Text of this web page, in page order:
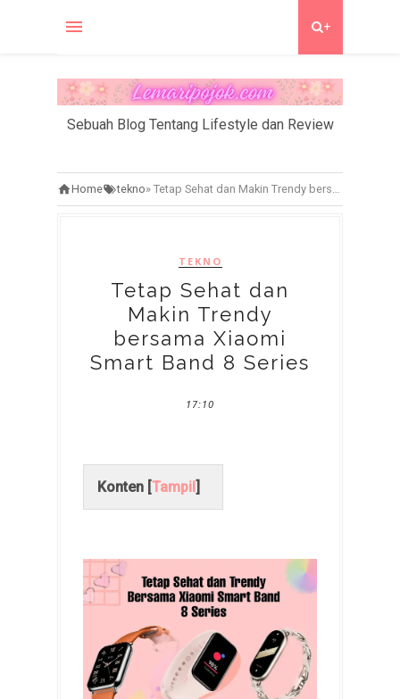
+
Sebuah Blog Tentang Lifestyle dan Review
Home tekno» Tetap Sehat dan Makin Trendy bersama Xiaomi Smart Band 8 Series
TEKNO
Tetap Sehat dan
Makin Trendy
bersama Xiaomi
Smart Band 8 Series
17:10
Konten [Tampil]